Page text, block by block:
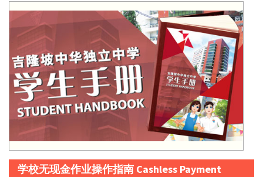
学校无现金作业操作指南 Cashless Payment